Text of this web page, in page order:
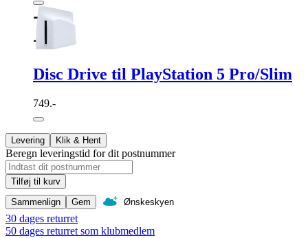
Disc Drive til PlayStation 5 Pro/Slim
749.-
Levering Klik & Hent
Beregn leveringstid for dit postnummer
Tilføj til kurv
Sammenlign
Gem Ønskeskyen
30 dages returret
50 dages returret som klubmedlem